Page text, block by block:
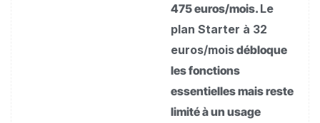
475 euros/mois. Le
plan Starter à 32
euros/moisdébloque
les fonctions
essentielles mais reste
limité à un usage